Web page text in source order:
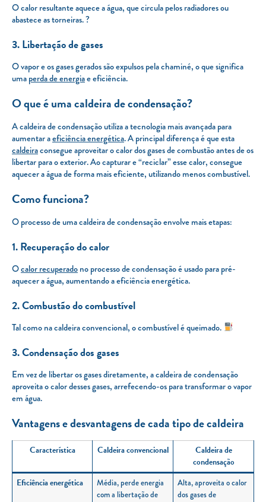
O calor resultante aquece a água, que circula pelos radiadores ou
abastece as torneiras. ?
3. Libertação de gases
O vapor e os gases gerados são expulsos pela chaminé, o que significa
umaperda de energiae eficiência.
O que é uma caldeira de condensação?
A caldeira de condensação utiliza a tecnologia mais avançada para
aumentar aeficiência energética. A principal diferença é que esta
caldeiraconsegue aproveitar o calor dos gases de combustão antes de os
libertar para o exterior. Ao capturar e “reciclar” esse calor, consegue
aquecer a água de forma mais eficiente, utilizando menos combustível.
Como funciona?
O processo de uma caldeira de condensação envolve mais etapas:
1. Recuperação do calor
Ocalor recuperadono processo de condensação é usado para pré-
aquecer a água, aumentando a eficiência energética.
2. Combustão do combustível
Tal como na caldeira convencional, o combustível é queimado.
3. Condensação dos gases
Em vez de libertar os gases diretamente, a caldeira de condensação
aproveita o calor desses gases, arrefecendo-os para transformar o vapor
em água.
Vantagens e desvantagens de cada tipo de caldeira
Característica Caldeira convencional
Caldeira de
condensação
Eficiência energética
Média, perde energia
com a libertação de
Alta, aproveita o calor
dos gases de